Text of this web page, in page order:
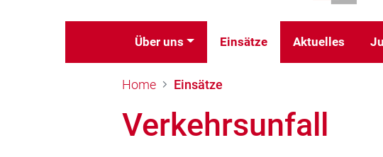
Über uns Einsätze Aktuelles
Home Einsätze
Verkehrsunfall